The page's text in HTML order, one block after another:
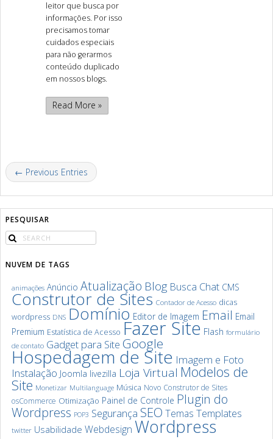
leitor que busca por
informações. Por isso
precisamos tomar
cuidados especiais
para não gerarmos
conteúdo duplicado
em nossos blogs.
Read More »
← Previous Entries
PESQUISAR
NUVEM DE TAGS
animações Anúncio Atualização Blog Busca Chat CMS
Construtor de Sites Contador de Acesso dicas
wordpress DNS Domínio Editor de Imagem Email Email
Premium Estatística de Acesso Fazer Site Flash formulário
de contato Gadget para Site Google
Hospedagem de Site Imagem e Foto
Instalação Joomla livezilla Loja Virtual Modelos de
Site Monetizar Multilanguage Música Novo Construtor de Sites
osCommerce Otimização Painel de Controle Plugin do
Wordpress POP3 Segurança SEO Temas Templates
twitter Usabilidade Webdesign Wordpress